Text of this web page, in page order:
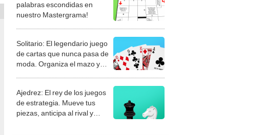
palabras escondidas en
nuestro Mastergrama!
Solitario: El legendario juego
de cartas que nunca pasa de
moda. Organiza el mazo y
Ajedrez: El rey de los juegos
de estrategia. Mueve tus
piezas, anticipa al rival y